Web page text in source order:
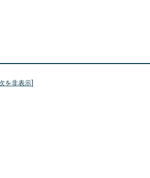
を非表示]